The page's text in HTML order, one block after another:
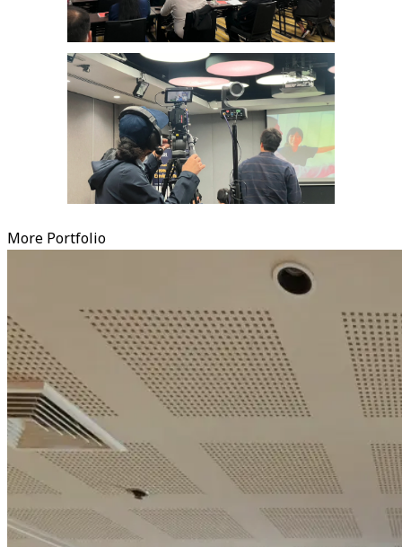
More Portfolio